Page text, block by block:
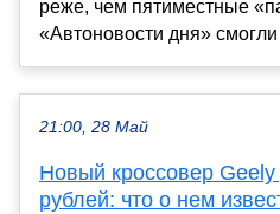
реже, чем пятиместные
«Автоновости дня» смогли
21:00, 28 Май
Новый кроссовер
рублей: что о нем